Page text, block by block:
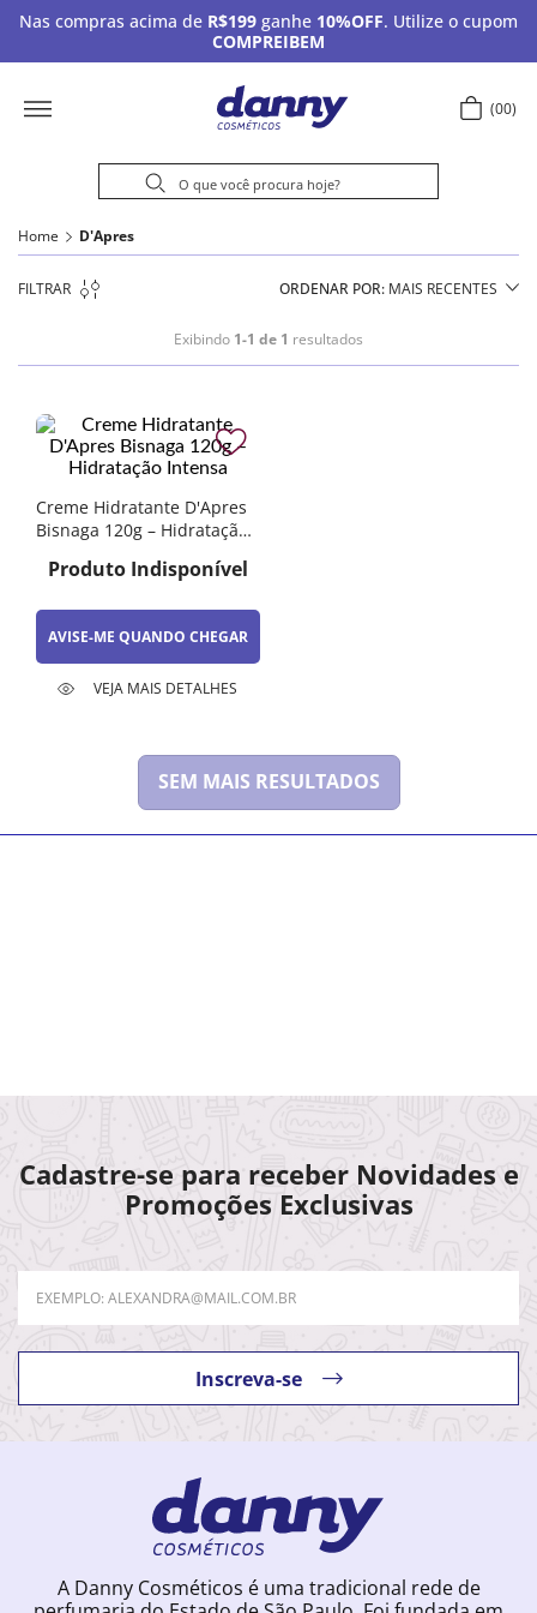
Nas compras acima de R$199 ganhe 10%OFF. Utilize o cupom
COMPREIBEM
00
Home D'Apres
FILTRAR ORDENAR POR MAIS RECENTES
Exibindo 1-1 de 1 resultados
Creme Hidratante D'Apres
Bisnaga 120g – Hidratação
Produto Indisponível
AVISE-ME QUANDO CHEGAR
VEJA MAIS DETALHES
SEM MAIS RESULTADOS
Cadastre-se para receber Novidades e
Promoções Exclusivas
Inscreva-se
A Danny Cosméticos é uma tradicional rede de